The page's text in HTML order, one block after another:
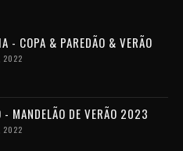
- COPA & PAREDÃO & VERÃO
2022
MANDELÃO DE VERÃO 2023
2022